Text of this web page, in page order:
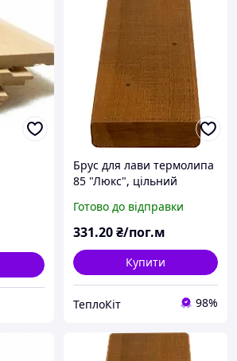
Брус для лави термолипа
85 "Люкс", цільний
Готово до відправки
331.20₴/пог.м
Купити
ТеплоКіт 98%